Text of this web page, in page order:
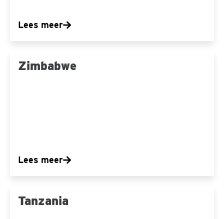
Lees meer
Zimbabwe
Lees meer
Zimbabwe
Tanzania